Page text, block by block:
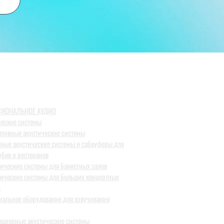
АУДИО
системы
акустические системы
акустические системы и сабвуферы для
и ресторанов
системы для банкетных залов
системы для больших концертных
оборудование для озвучивания
акустические системы